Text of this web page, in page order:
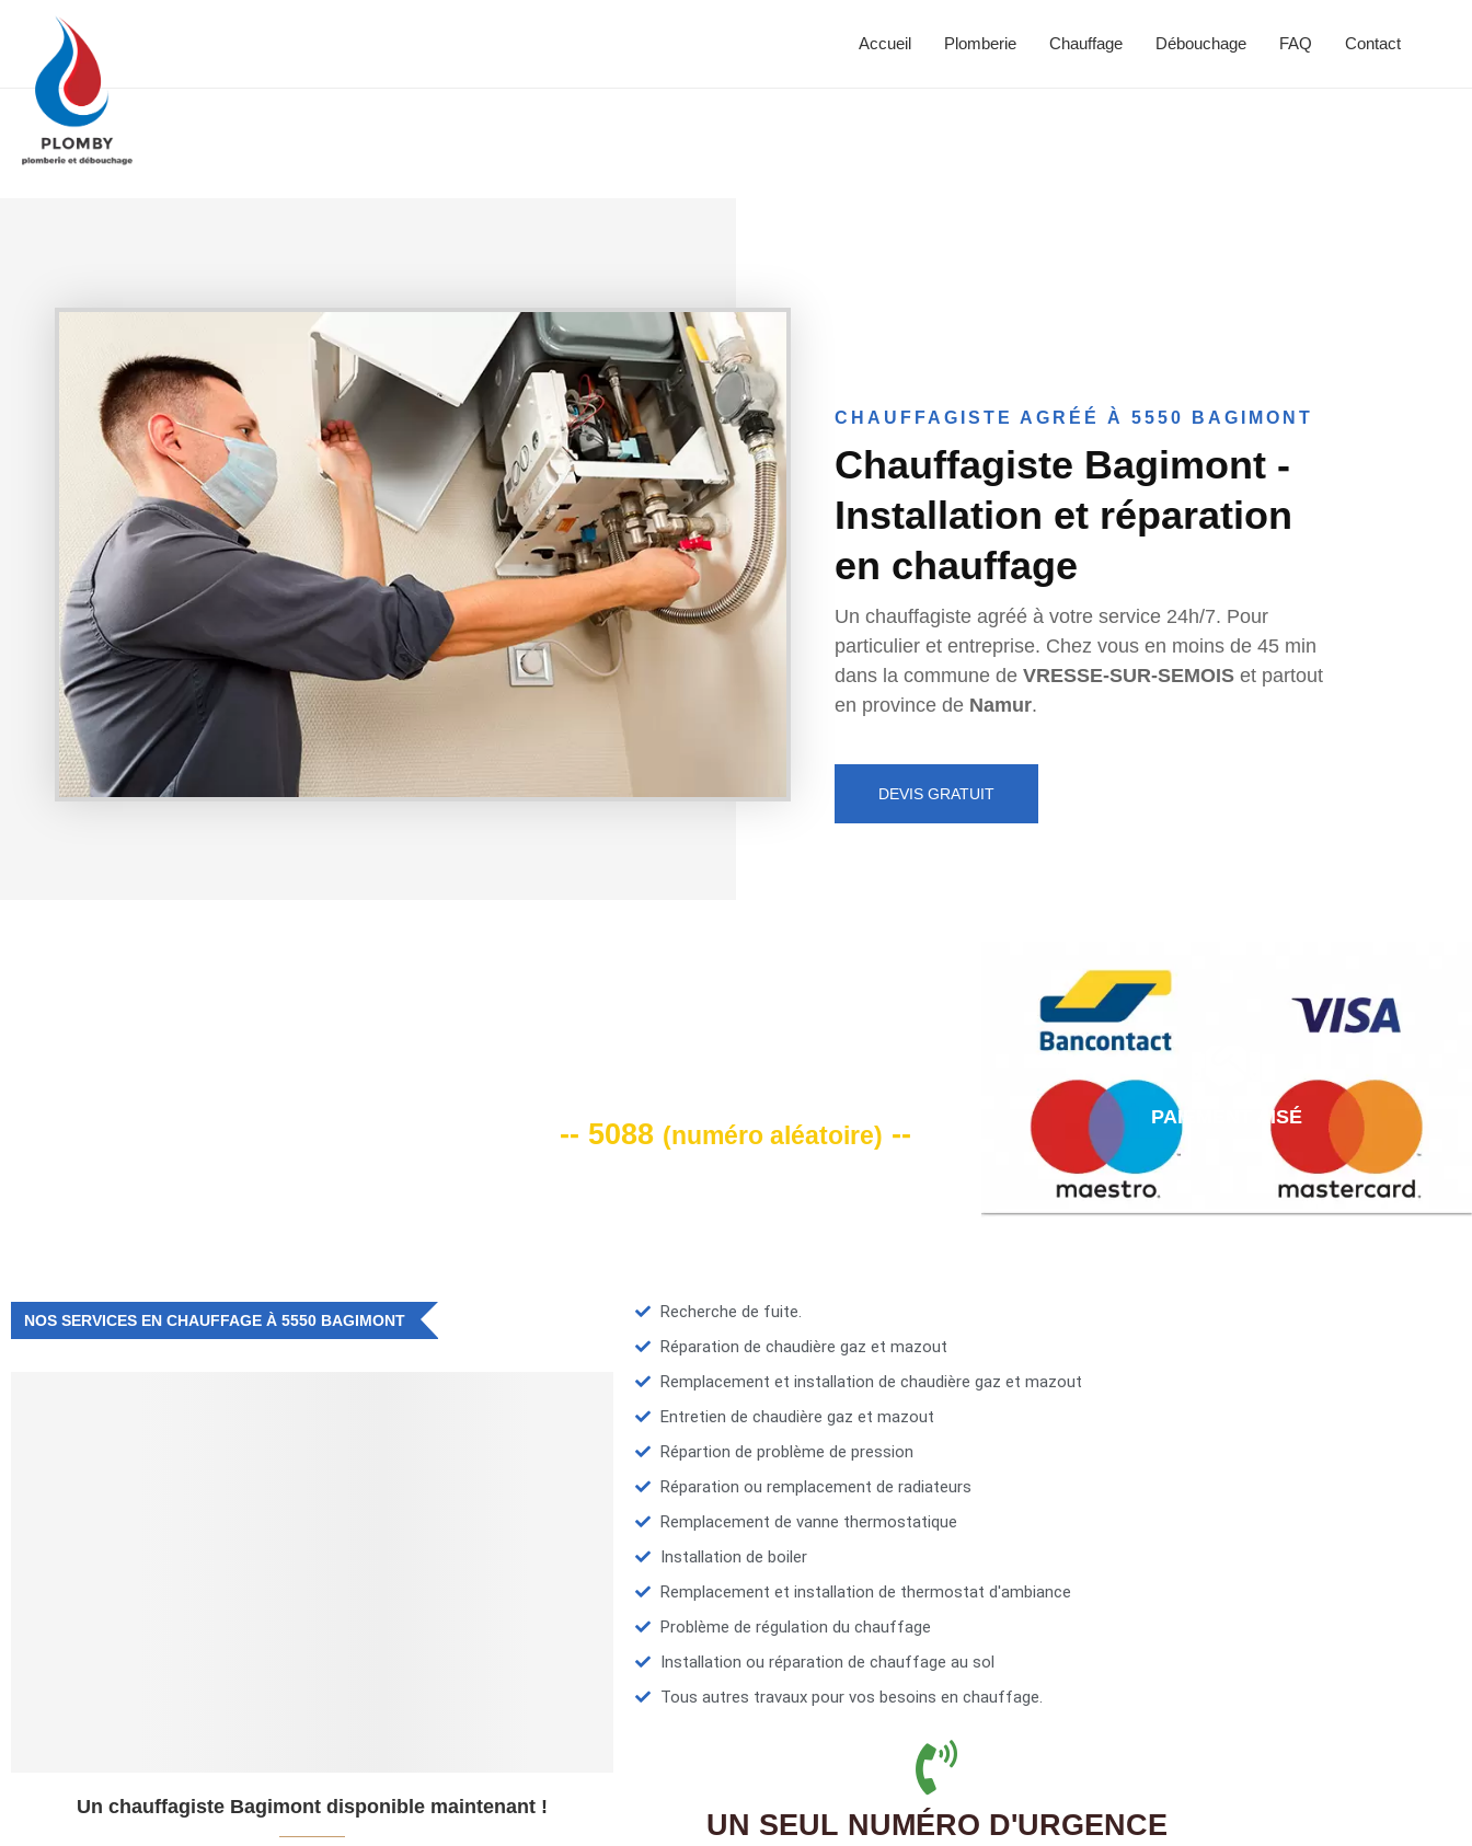
Accueil Plomberie Chauffage Débouchage FAQ Contact
CHAUFFAGISTE AGRÉÉ À 5550 BAGIMONT
Chauffagiste Bagimont -
Installation et réparation
en chauffage
Un chauffagiste agréé à votre service 24h/7. Pour
particulier et entreprise. Chez vous en moins de 45 min
dans la commune de VRESSE-SUR-SEMOIS et partout
en province de Namur.
DEVIS GRATUIT
-- 5088 (numéro aléatoire) --
PAIEMENT AISÉ
NOS SERVICES EN CHAUFFAGE À 5550 BAGIMONT
Un chauffagiste Bagimont disponible maintenant !
Recherche de fuite.
Réparation de chaudière gaz et mazout
Remplacement et installation de chaudière gaz et mazout
Entretien de chaudière gaz et mazout
Répartion de problème de pression
Réparation ou remplacement de radiateurs
Remplacement de vanne thermostatique
Installation de boiler
Remplacement et installation de thermostat d'ambiance
Problème de régulation du chauffage
Installation ou réparation de chauffage au sol
Tous autres travaux pour vos besoins en chauffage.
UN SEUL NUMÉRO D'URGENCE